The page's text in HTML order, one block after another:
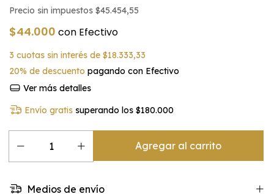
Precio sin impuestos $45.454,55
$44.000 con Efectivo
3 cuotas sin interés de $18.333,33
20% de descuento pagando con Efectivo
Ver más detalles
Envío gratis superando los$180.000
Medios de envío